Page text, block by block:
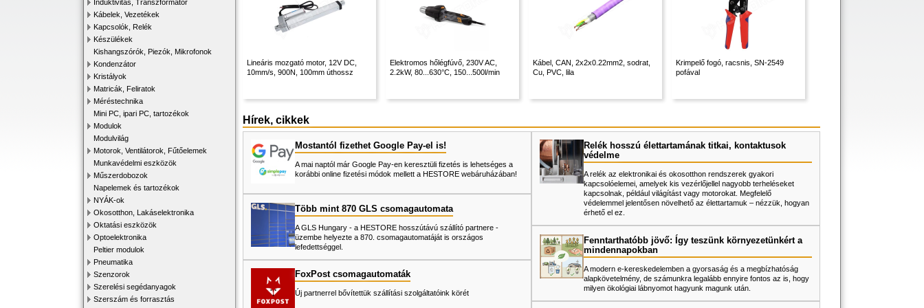
Induktivitás, Transzformátor
Kábelek, Vezetékek
Kapcsolók, Relék
Készülékek
Kishangszórók, Piezók, Mikrofonok
Kondenzátor
Kristályok
Matricák, Feliratok
Méréstechnika
Mini PC, ipari PC, tartozékok
Modulok
Modulvilág
Motorok, Ventilátorok, Fűtőelemek
Munkavédelmi eszközök
Műszerdobozok
Napelemek és tartozékok
NYÁK-ok
Okosotthon, Lakáselektronika
Oktatási eszközök
Optoelektronika
Peltier modulok
Pneumatika
Szenzorok
Szerelési segédanyagok
Szerszám és forrasztás
Lineáris mozgató motor, 12V DC,
10mm/s, 900N, 100mm úthossz
Elektromos hőlégfúvő, 230V AC,
2.2kW, 80...630°C, 150...500l/min
Kábel, CAN, 2x2x0.22mm2, sodrat,
Cu, PVC, lila
Krimpelő fogó, racsnis, SN-2549
pofával
Hírek, cikkek
Mostantól fizethet Google Pay-el is!
A mai naptól már Google Pay-en keresztüli fizetés is lehetséges a
korábbi online fizetési módok mellett a HESTORE webáruházában!
Több mint 870 GLS csomagautomata
A GLS Hungary - a HESTORE hosszútávú szállító partnere -
üzembe helyezte a 870. csomagautomatáját is országos
lefedettséggel.
FoxPost csomagautomaták
Új partnerrel bővítettük szállítási szolgáltatóink körét
Relék hosszú élettartamának titkai, kontaktusok
védelme
A relék az elektronikai és okosotthon rendszerek gyakori
kapcsolóelemei, amelyek kis vezérlőjellel nagyobb terheléseket
kapcsolnak, például világítást vagy motorokat. Megfelelő
védelemmel jelentősen növelhető az élettartamuk – nézzük, hogyan
érhető el ez.
Fenntarthatóbb jövő: Így teszünk környezetünkért a
mindennapokban
A modern e-kereskedelemben a gyorsaság és a megbízhatóság
alapkövetelmény, de számunkra legalább ennyire fontos az is, hogy
milyen ökológiai lábnyomot hagyunk magunk után.